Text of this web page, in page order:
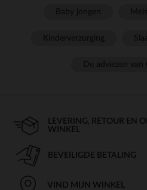
LEVERING, RETOUR EN
WINKEL
BEVEILIGDE BETALING
VIND MIJN WINKEL